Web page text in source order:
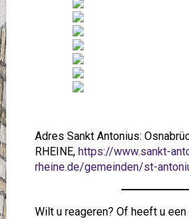
Adres Sankt Antonius:
RHEINE, https://www.sankt-
rheine.de/gemeinden/st-
Wilt u reageren? Of heeft u